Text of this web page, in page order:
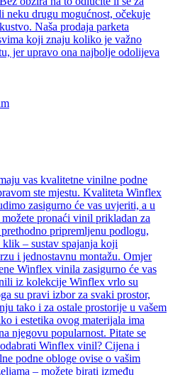
neku drugu mogućnost, očekuje
Naša prodaja parketa
koji znaju koliko je važno
jer upravo ona najbolje odolijeva
vas kvalitetne vinilne podne
ste mjestu. Kvaliteta Winflex
zasigurno će vas uvjeriti, a u
pronaći vinil prikladan za
pripremljenu podlogu,
– sustav spajanja koji
i jednostavnu montažu. Omjer
Winflex vinila zasigurno će vas
iz kolekcije Winflex vrlo su
su pravi izbor za svaki prostor,
tako i za ostale prostorije u vašem
i estetika ovog materijala ima
njegovu popularnost. Pitate se
Winflex vinil? Cijena i
podne obloge ovise o vašim
– možete birati između